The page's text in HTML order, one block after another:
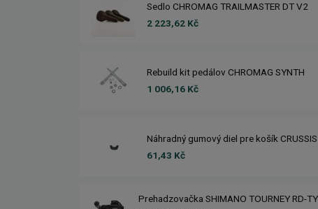
Sedlo CHROMAG TRAILMASTER DT V2
2 223,62 Kč
Rebuild kit pedálov CHROMAG SYNTH
1 006,16 Kč
Náhradný gumový diel pre košík CRUSSIS
61,43 Kč
Prehadzovačka SHIMANO TOURNEY RD-